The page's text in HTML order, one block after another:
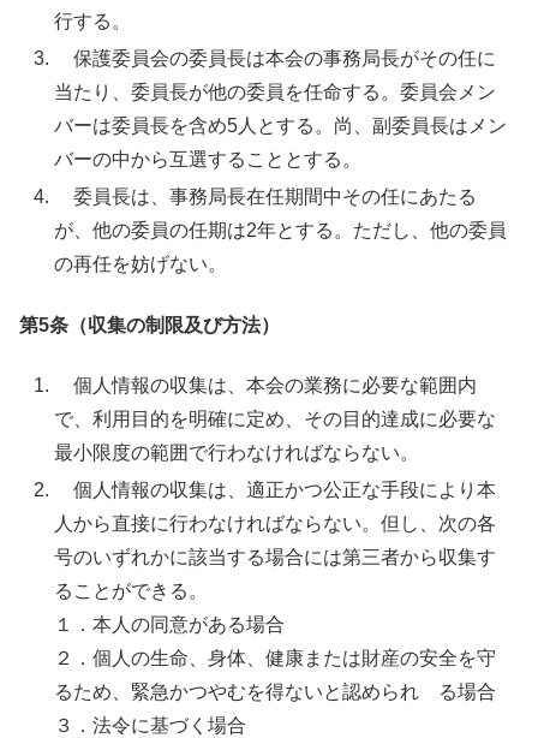
行する。
保護委員会の委員長は本会の事務局長がその任に
当たり、委員長が他の委員を任命する。委員会メン
バーは委員長を含め5 人とする。 尚、副委員長はメン
バーの中から互選することとする。
委員長は、事務局長在任期間中その任にあたる
が、他の委員の任期は2年とする。ただし、他の委員
の再任を妨げない。
第5条（収集の制限及び方法）
個人情報の収集は、本会の業務に必要な範囲内
で、利用目的を明確に定め、その目的達成に必要な
最小限度の範囲で行わなければならない。
個人情報の収集は、適正かつ公正な手段により本
人から直接に行わなければならない。但し、次の各
号のいずれかに該当する場合には第三者から収集す
ることができる。
１．本人の同意がある場合
２．個人の生命、身体、健康または財産の安全を守
るため、緊急かつやむを得ないと認められ る場合
３．法令に基づく場合